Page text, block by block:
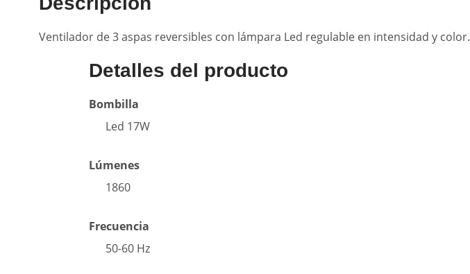
Ventilador de 3 aspas reversibles con lámpara Led regulable en intensidad y color.
Detalles del producto
Bombilla
Led 17W
Lúmenes
1860
Frecuencia
50-60 Hz